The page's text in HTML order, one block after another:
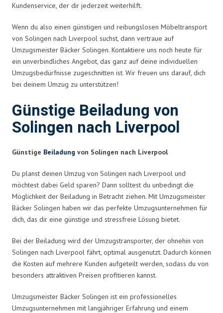
Kundenservice, der dir jederzeit weiterhilft.
Wenn du also einen günstigen und reibungslosen Möbeltransport
von Solingen nach Liverpool suchst, dann vertraue auf
Umzugsmeister Bäcker Solingen. Kontaktiere uns noch heute für
ein unverbindliches Angebot, das ganz auf deine individuellen
Umzugsbedürfnisse zugeschnitten ist. Wir freuen uns darauf, dich
bei deinem Umzug zu unterstützen!
Günstige Beiladung von
Solingen nach Liverpool
Günstige Beiladung von Solingen nach Liverpool
Du planst deinen Umzug von Solingen nach Liverpool und
möchtest dabei Geld sparen? Dann solltest du unbedingt die
Möglichkeit der Beiladung in Betracht ziehen. Mit Umzugsmeister
Bäcker Solingen haben wir das perfekte Umzugsunternehmen für
dich, das dir eine günstige und stressfreie Lösung bietet.
Bei der Beiladung wird der Umzugstransporter, der ohnehin von
Solingen nach Liverpool fährt, optimal ausgenutzt. Dadurch können
die Kosten auf mehrere Kunden aufgeteilt werden, sodass du von
besonders attraktiven Preisen profitieren kannst.
Umzugsmeister Bäcker Solingen ist ein professionelles
Umzugsunternehmen mit langjähriger Erfahrung und einem